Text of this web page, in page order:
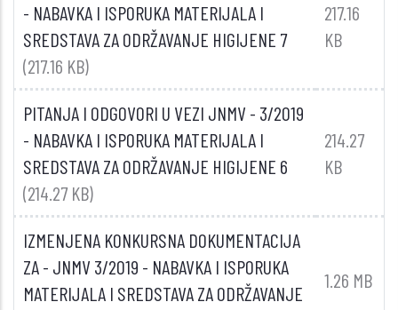
- NABAVKA I ISPORUKA MATERIJALA I
SREDSTAVA ZA ODRŽAVANJE HIGIJENE 7
(217.16 KB)
217.16
KB
PITANJA I ODGOVORI U VEZI JNMV - 3/2019
- NABAVKA I ISPORUKA MATERIJALA I
SREDSTAVA ZA ODRŽAVANJE HIGIJENE 6
(214.27 KB)
214.27
KB
IZMENJENA KONKURSNA DOKUMENTACIJA
ZA - JNMV 3/2019 - NABAVKA I ISPORUKA
MATERIJALA I SREDSTAVA ZA ODRŽAVANJE
1.26 MB